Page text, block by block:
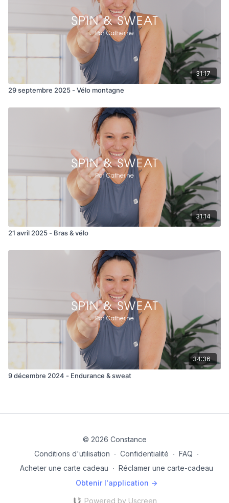
31:17
29 septembre 2025 - Vélo montagne
31:14
21 avril 2025 - Bras & vélo
34:36
9 décembre 2024 - Endurance & sweat
© 2026 Constance
Conditions d'utilisation ∙ Confidentialité ∙ FAQ ∙
Acheter une carte cadeau ∙ Réclamer une carte-cadeau
Obtenir l'application ->
Powered by Uscreen